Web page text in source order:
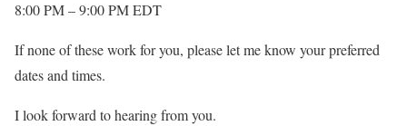
8:00 PM – 9:00 PM EDT
If none of these work for you, please let me know your preferred
dates and times.
I look forward to hearing from you.